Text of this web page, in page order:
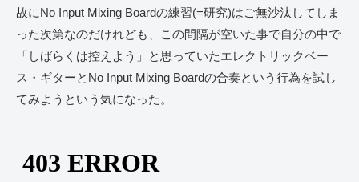
故にNo Input Mixing Boardの練習(=研究)はご無沙汰してしま
った次第なのだけれども、この間隔が空いた事で自分の中で
「しばらくは控えよう」と思っていたエレクトリックベー
ス・ギターとNo Input Mixing Boardの合奏という行為を試し
てみようという気になった。